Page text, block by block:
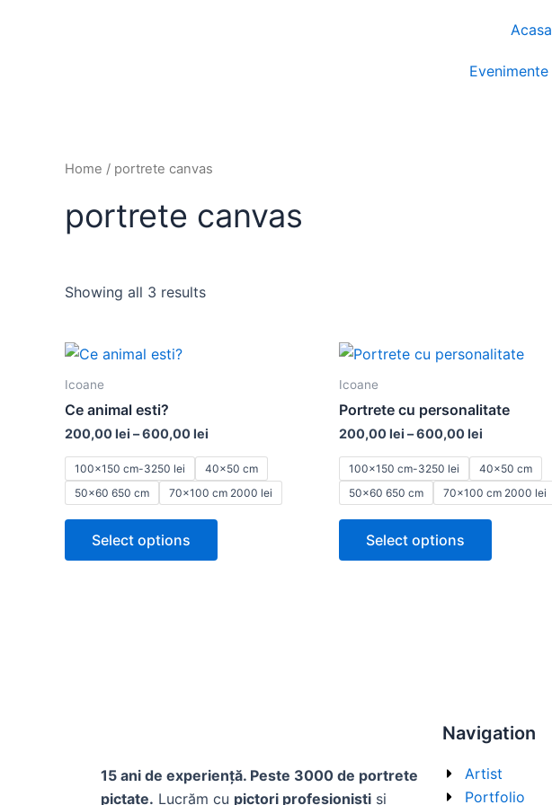
Acasa
Evenimente
Home / portrete canvas
portrete canvas
Showing all 3 results
Icoane
Ce animal esti?
200,00lei –600,00lei
100x150 cm-3250 lei
40x50 cm
50x60 650 cm
70x100 cm 2000 lei
Select options
The
options
may
chosen
Icoane
Portrete cu personalitate
200,00lei –600,00lei
100x150 cm-3250 lei
40x50 cm
50x60 650 cm
70x100 cm 2000 lei
Select options
This
The
options
may
chosen
15 ani de experiență. Peste 3000 de portrete
pictate. Lucrăm cu pictori profesioniști și
Navigation
Artist
Portfolio